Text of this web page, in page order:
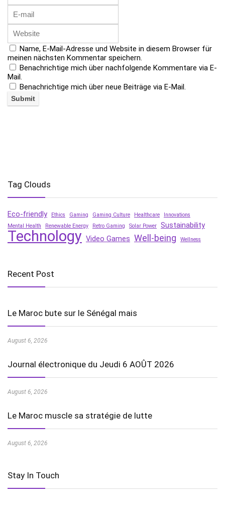
Name, E-Mail-Adresse und Website in diesem Browser für
meinen nächsten Kommentar speichern.
Benachrichtige mich über nachfolgende Kommentare via E-
Mail.
Benachrichtige mich über neue Beiträge via E-Mail.
Tag Clouds
Eco-friendly Ethics Gaming Gaming Culture Healthcare
Innovations
Mental Health
Renewable Energy Retro Gaming Solar Power Sustainability
Technology Video Games Well-being Wellness
Recent Post
Le Maroc bute sur le Sénégal mais
August 6, 2026
Journal électronique du Jeudi 6 AOÛT 2026
August 6, 2026
Le Maroc muscle sa stratégie de lutte
August 6, 2026
Stay In Touch